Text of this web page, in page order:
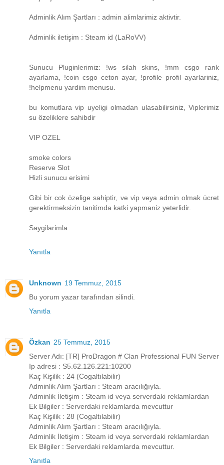
Adminlik Alım Şartları : admin alimlarimiz aktivtir.
Adminlik iletişim : Steam id (LaRoVV)
Sunucu Pluginlerimiz: !ws silah skins, !mm csgo rank
ayarlama, !coin csgo ceton ayar, !profile profil ayarlariniz,
!helpmenu yardim menusu.
bu komutlara vip uyeligi olmadan ulasabilirsiniz, Viplerimiz
su özeliklere sahibdir
VIP OZEL
smoke colors
Reserve Slot
Hizli sunucu erisimi
Gibi bir cok özelige sahiptir, ve vip veya admin olmak ücret
gerektirmeksizin tanitimda katki yapmaniz yeterlidir.
Saygilarimla
Yanıtla
Unknown 19 Temmuz, 2015
Bu yorum yazar tarafından silindi.
Yanıtla
Özkan 25 Temmuz, 2015
Server Adı: [TR] ProDragon # Clan Professional FUN Server
Ip adresi : S5.62.126.221:10200
Kaç Kişilik : 24 (Cogaltılabilir)
Adminlik Alım Şartları : Steam aracılığıyla.
Adminlik İletişim : Steam id veya serverdaki reklamlardan
Ek Bilgiler : Serverdaki reklamlarda mevcuttur
Kaç Kişilik : 28 (Cogaltılabilir)
Adminlik Alım Şartları : Steam aracılığıyla.
Adminlik İletişim : Steam id veya serverdaki reklamlardan
Ek Bilgiler : Serverdaki reklamlarda mevcuttur.
Yanıtla